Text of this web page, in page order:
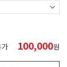
100,000원